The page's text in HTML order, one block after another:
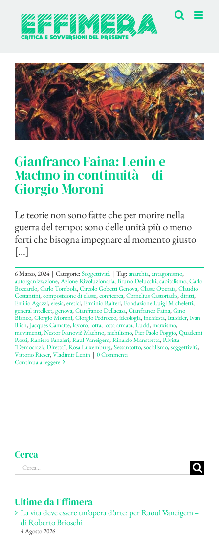
contenuto
Gianfranco Faina: Lenin e
Machno in continuità – di
Giorgio Moroni
Le teorie non sono fatte che per morire nella
guerra del tempo: sono delle unità più o meno
forti che bisogna impegnare al momento giusto
[...]
6 Marzo, 2024 | Categorie:Soggettività | Tag:anarchia,antagonismo,
autorganizzazione,Azione Rivoluzionaria,Bruno Delucchi,capitalismo,Carlo
Boccardo,Carlo Tombola,Circolo Go­betti Genova,Classe Operaia,Claudio
Costantini,composizione di classe,conricerca,Cornelius Castoriadis,diritti,
Emilio Agazzi,eresia,eretici,Ermi­nio Raiteri,Fondazione Luigi Micheletti,
general intellect,genova,Gianfranco Dellacasa,Gianfranco Faina,Gino
Bianco,Giorgio Moroni,Giorgio Pedrocco,ideologia,inchiesta,Italsider,Ivan
Illich,Jacques Camatte,lavoro,lotta,lotta armata,Ludd,marxismo,
movimenti,Nestor Ivanovič Machno,nichilismo,Pier Paolo Poggio,Quaderni
Rossi,Raniero Panzieri,Raul Vaneigem,Rinaldo Manstretta,Rivista
"Democrazia Diretta",Rosa Luxemburg,Sessantotto,socialismo,soggettività,
Vittorio Rieser,Vladimir Lenin | 0 Commenti
Continua a leggere
Cerca
Cerca
per:
Ultime da Effimera
La vita deve essere un’opera d’arte: per Raoul Vaneigem –
di Roberto Brioschi
4 Agosto 2026